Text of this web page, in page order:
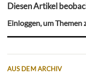
Diesen Artikel
Einloggen, um Themen
AUS DEM ARCHIV